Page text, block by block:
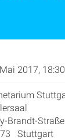
2017,
Brandt-
Stuttgart